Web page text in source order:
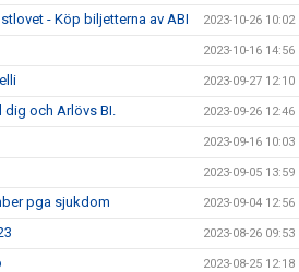
- Köp biljetterna av ABI 2023-10-26 10:02
2023-10-16 14:56
2023-09-27 12:10
dig och Arlövs BI. 2023-09-26 12:46
2023-09-16 10:03
2023-09-05 13:59
pga sjukdom 2023-09-04 12:56
2023-08-26 09:53
2023-08-25 12:18